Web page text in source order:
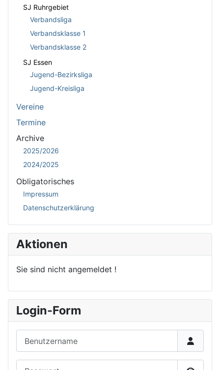
SJ Ruhrgebiet
Verbandsliga
Verbandsklasse 1
Verbandsklasse 2
SJ Essen
Jugend-Bezirksliga
Jugend-Kreisliga
Vereine
Termine
Archive
2025/2026
2024/2025
Obligatorisches
Impressum
Datenschutzerklärung
Aktionen
Sie sind nicht angemeldet !
Login-Form